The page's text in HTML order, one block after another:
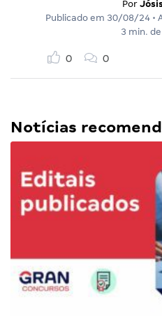
Por
Publicado em 30/08/24 •
3 min.
0 0
Notícias